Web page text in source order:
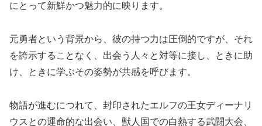
にとって新鮮かつ魅力的に映ります。
元勇者という背景から、彼の持つ力は圧倒的ですが、それ
を誇示することなく、出会う人々と対等に接し、ときに助
け、ときに学ぶその姿勢が共感を呼びます。
物語が進むにつれて、封印されたエルフの王女ディーナリ
ウスとの運命的な出会い、獣人国での白熱する武闘大会、